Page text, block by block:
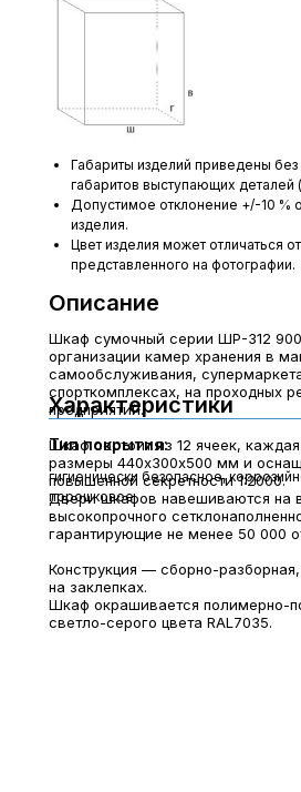
Описание
Шкаф сумочный серии ШР-312 900
организации камер хранения в
самообслуживания,
спорткомплексах, на проходных
предприятий.
Шкаф состоит из 12 ячеек,
размеры 440х300х500 мм и
повышенной секретности 1:2000.
Двери шкафов навешиваются на
высокопрочного
гарантирующие не менее 50 000
Конструкция — сборно-
на заклепках.
Шкаф окрашивается полимерно-
светло-серого цвета RAL7035.
Габариты изделий приведены без
габаритов выступающих деталей
Допустимое отклонение +/-10 %
изделия.
Цвет изделия может отличаться от
представленного на фотографии.
Характеристики
гигиенически безопасное,
порошковое
Тип покрытия: